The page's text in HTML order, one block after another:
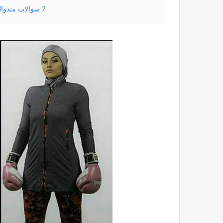
7 سوالات